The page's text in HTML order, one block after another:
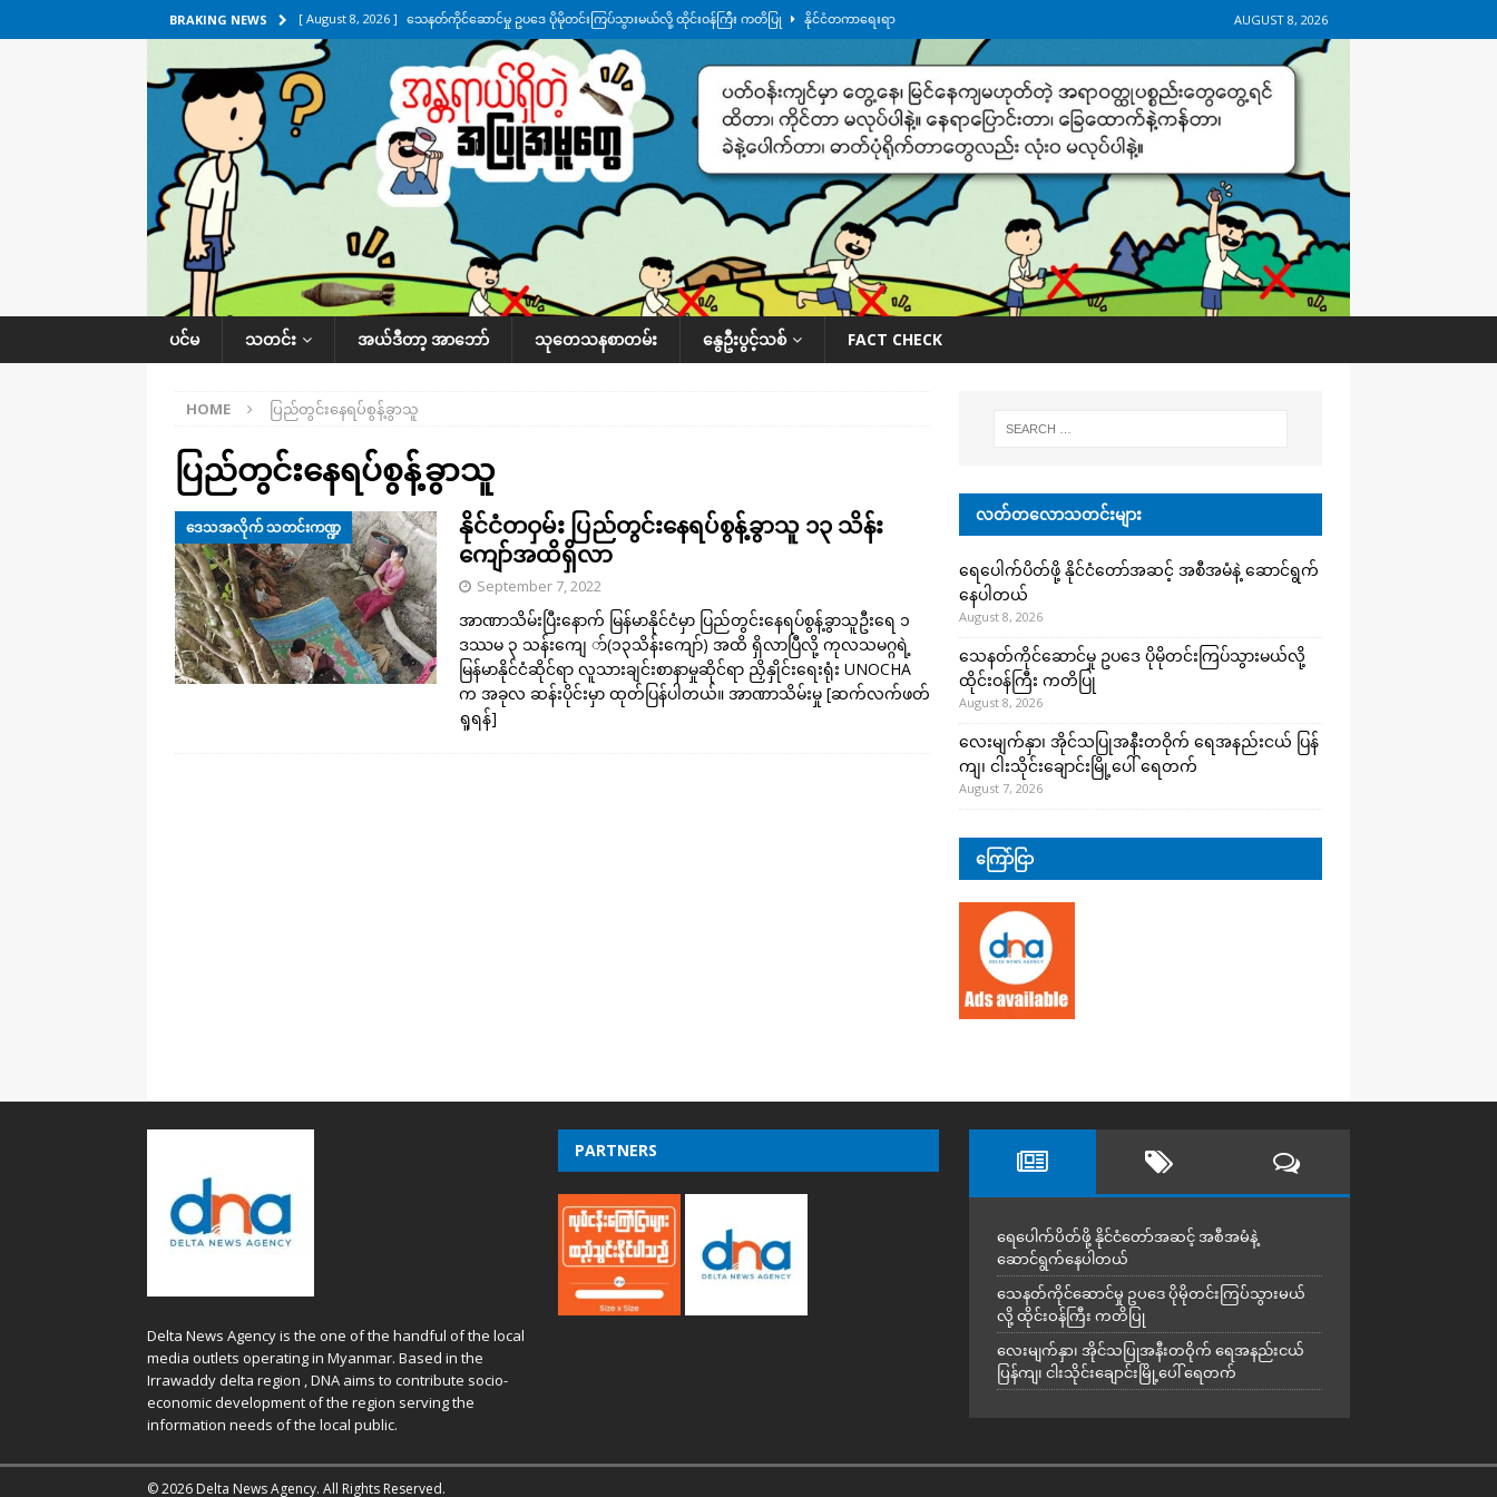
BRAKING NEWS [ August 8, 2026 ] သေနတ်ကိုင်ဆောင်မှု ဥပဒေ ပိုမိုတင်းကြပ်သွားမယ်လို့ ထိုင်းဝန်ကြီး ကတိပြု နိုင်ငံတကာရေးရာ
[ August 7, 2026 ] လေးမျက်နှာ၊ အိုင်သပြုအနီးတဝိုက် ရေအနည်းငယ် ပြန်ကျ၊ ငါးသိုင်းချောင်းမြို့ပေါ် ရေတက်
ဒေသအလိုက် သတင်းကဏ္ဍ
[ August 7, 2026 ] ရန်ကုန်မြစ်အတွင်း ထူးကဲဒီရေ အ​မြင့် ၂၁ ပေကျော်အထိ တက်မယ်လို့ သတိပေး ဒေသအလိုက်
သတင်းကဏ္ဍ
[ August 7, 2026 ] လွှတ်တော်ကို ရောက်လာတဲ့ ဦးမင်အောင်လှိုင်ကို ထိုင်းလွှတ်တော်အမတ် အော်ဟစ်ဆန္ဒပြ
UNCATEGORIZED
[ August 8, 2026 ] ရေပေါက်ပိတ်ဖို့ နိုင်ငံတော်အဆင့် အစီအမံနဲ့ ဆောင်ရွက်နေပါတယ် ဆောင်းပါး
AUGUST 8, 2026
ပင်မ သတင်း အယ်ဒီတာ့ အာဘော် သုတေသနစာတမ်း နွေဦးပွင့်သစ် FACT CHECK
HOME ပြည်တွင်းနေရပ်စွန့်ခွာသူ
ပြည်တွင်းနေရပ်စွန့်ခွာသူ
ဒေသအလိုက် သတင်းကဏ္ဍ
နိုင်ငံတဝှမ်း ပြည်တွင်းနေရပ်စွန့်ခွာသူ ၁၃ သိန်း
ကျော်အထိရှိလာ
September 7, 2022
အာဏာသိမ်းပြီးနောက် မြန်မာနိုင်ငံမှာ ပြည်တွင်းနေရပ်စွန့်ခွာသူဦးရေ ၁
ဒဿမ ၃ သန်းကျေ ာ်(၁၃သိန်းကျော်) အထိ ရှိလာပြီလို့ ကုလသမဂ္ဂရဲ့
မြန်မာနိုင်ငံဆိုင်ရာ လူသားချင်းစာနာမှုဆိုင်ရာ ညှိနှိုင်းရေးရုံး UNOCHA
က အခုလ ဆန်းပိုင်းမှာ ထုတ်ပြန်ပါတယ်။ အာဏာသိမ်းမှု [ဆက်လက်ဖတ်
ရှုရန်]
လတ်တလောသတင်းများ
ရေပေါက်ပိတ်ဖို့ နိုင်ငံတော်အဆင့် အစီအမံနဲ့ ဆောင်ရွက်
နေပါတယ်
August 8, 2026
သေနတ်ကိုင်ဆောင်မှု ဥပဒေ ပိုမိုတင်းကြပ်သွားမယ်လို့
ထိုင်းဝန်ကြီး ကတိပြု
August 8, 2026
လေးမျက်နှာ၊ အိုင်သပြုအနီးတဝိုက် ရေအနည်းငယ် ပြန်
ကျ၊ ငါးသိုင်းချောင်းမြို့ပေါ် ရေတက်
August 7, 2026
ကြော်ငြာ
Delta News Agency is the one of the handful of the local
media outlets operating in Myanmar. Based in the
Irrawaddy delta region , DNA aims to contribute socio-
economic development of the region serving the
information needs of the local public.
PARTNERS
ရေပေါက်ပိတ်ဖို့ နိုင်ငံတော်အဆင့် အစီအမံနဲ့
ဆောင်ရွက်နေပါတယ်
သေနတ်ကိုင်ဆောင်မှု ဥပဒေ ပိုမိုတင်းကြပ်သွားမယ်
လို့ ထိုင်းဝန်ကြီး ကတိပြု
လေးမျက်နှာ၊ အိုင်သပြုအနီးတဝိုက် ရေအနည်းငယ်
ပြန်ကျ၊ ငါးသိုင်းချောင်းမြို့ပေါ် ရေတက်
© 2026 Delta News Agency. All Rights Reserved.